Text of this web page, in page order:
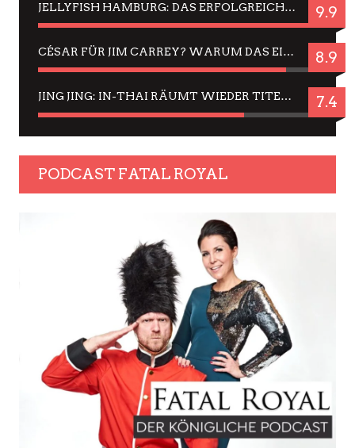
JELLYFISH HAMBURG: DAS ERFOLGREICHE SOMMER-MENÜ 2025 IN GEFÜHLEN UND BILDERN 9.9
CÉSAR FÜR JIM CARREY? WARUM DAS EINER DER NERVIGSTEN ACTORS IST UND BLEIBT 8.9
JING JING: IN-THAI RÄUMT WIEDER TITEL AB – EIN ZWEI-STUNDEN-ERLEBNISBERICHT 7.4
PODCAST FATAL ROYAL